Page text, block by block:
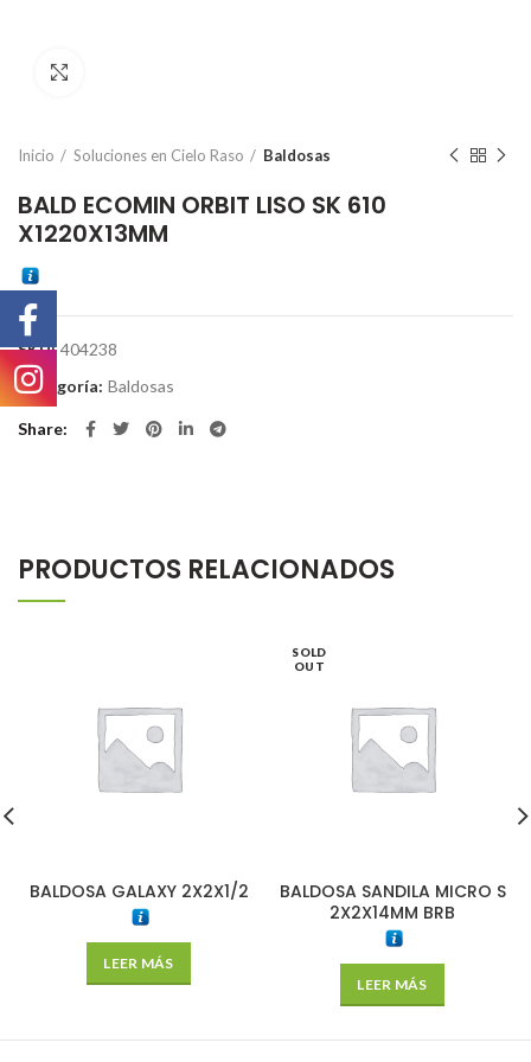
Inicio Soluciones en Cielo Raso Baldosas
BALD ECOMIN ORBIT LISO SK 610
X1220X13MM
SKU:404238
Categoría: Baldosas
Share
PRODUCTOS RELACIONADOS
BALDOSA GALAXY 2X2X1/2
LEER MÁS
SOLD
OUT
BALDOSA SANDILA MICRO S
2X2X14MM BRB
LEER MÁS